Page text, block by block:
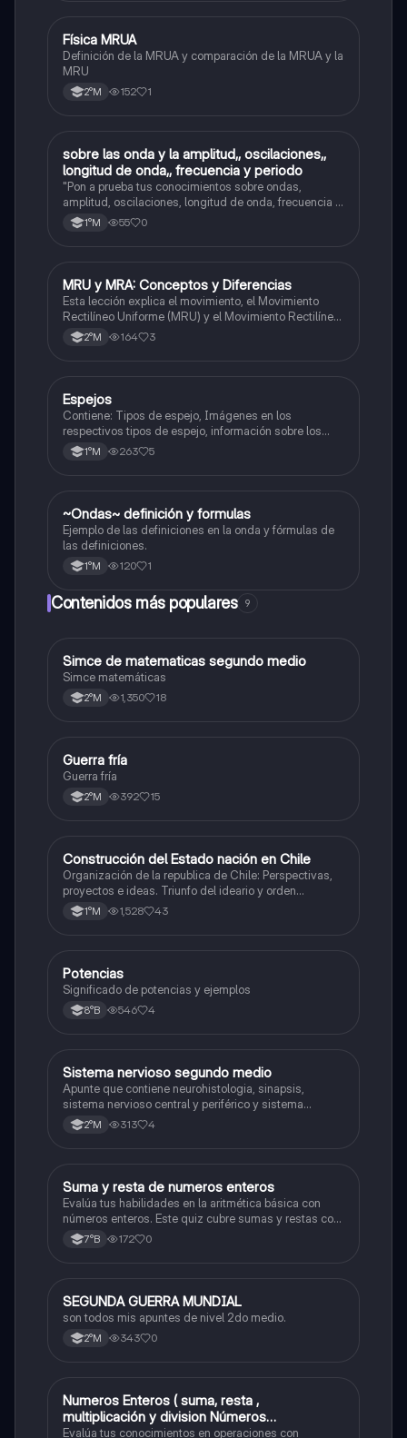
Física
Física MRUA
Definición de la MRUA y comparación de la MRUA y la
MRU
2°M 152 1
Física
sobre las onda y la amplitud,, oscilaciones,,
longitud de onda,, frecuencia y periodo
"Pon a prueba tus conocimientos sobre ondas,
amplitud, oscilaciones, longitud de onda, frecuencia y
periodo."
1°M 55 0
Física
MRU y MRA: Conceptos y Diferencias
Esta lección explica el movimiento, el Movimiento
Rectilíneo Uniforme (MRU) y el Movimiento Rectilíneo
Acelerado (MRA), incluyendo sus características y
diferencias.
2°M 164 3
Física
Espejos
Contiene: Tipos de espejo, Imágenes en los
respectivos tipos de espejo, información sobre los
1°M 263 5
Física
~Ondas~ definición y formulas
Ejemplo de las definiciones en la onda y fórmulas de
las definiciones.
1°M 120 1
Contenidos más populares 9
Matemáticas
Simce de matematicas segundo medio
Simce matemáticas
2°M 1,350 18
Historia
Guerra fría
Guerra fría
2°M 392 15
Historia
Construcción del Estado nación en Chile
Organización de la republica de Chile: Perspectivas,
proyectos e ideas. Triunfo del ideario y orden
conservador. Constitución de 1833. "Era Portaliana"
1°M 1,528 43
Matemáticas
Potencias
Significado de potencias y ejemplos
8°B 546 4
Biología
Sistema nervioso segundo medio
Apunte que contiene neurohistologia, sinapsis,
sistema nervioso central y periférico y sistema
endocrino
2°M 313 4
SMatemáticas
Suma y resta de numeros enteros
Evalúa tus habilidades en la aritmética básica con
números enteros. Este quiz cubre sumas y restas con
números positivos y negativos.
7°B 172 0
Historia
SEGUNDA GUERRA MUNDIAL
son todos mis apuntes de nivel 2do medio.
2°M 343 0
Matemáticas
Numeros Enteros ( suma, resta ,
multiplicación y division Números
Fraccionarios si es Propia o Impropia o mixto
Evalúa tus conocimientos en operaciones con